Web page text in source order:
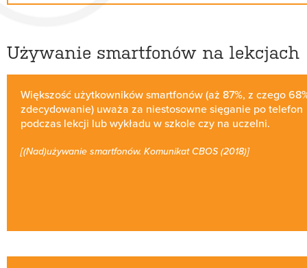
Większość użytkowników smartfonów (aż 87%, z czego
zdecydowanie) uważa za niestosowne sięganie po telefon
podczas lekcji lub wykładu w szkole czy na uczelni.
[(Nad)używanie smartfonów. Komunikat CBOS (2018)]
Używanie smartfonów na lekcjach